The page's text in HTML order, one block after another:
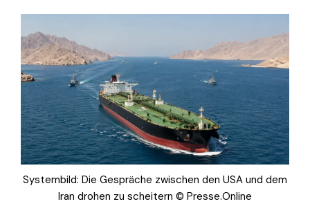
Systembild: Die Gespräche zwischen den USA und dem
Iran drohen zu scheitern © Presse.Online